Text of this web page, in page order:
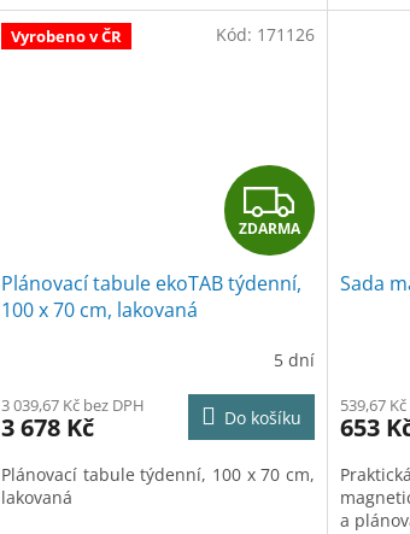
Vyrobeno v ČR
Z
D
A
R
M
A
ZDARMA
Plánovací tabule ekoTAB týdenní,
100 x 70 cm, lakovaná
5 dní
3 039,67 Kč bez DPH
3 678 Kč Do košíku
Plánovací tabule týdenní, 100 x 70 cm,
lakovaná
Kód: 171126
Sada
539,67
653
a